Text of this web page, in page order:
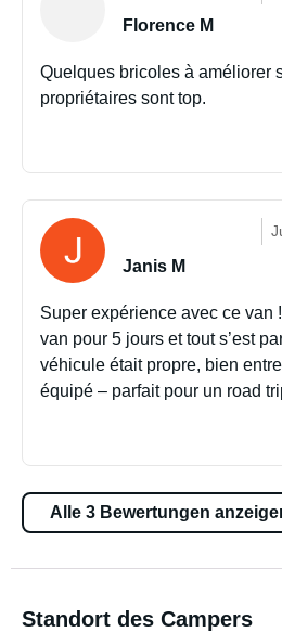
Florence M
Quelques bricoles à améliorer
propriétaires sont top.
Janis M
Super expérience avec ce van
van pour 5 jours et tout s’est
véhicule était propre, bien
équipé – parfait pour un road
Alle 3 Bewertungen
Standort des Campers